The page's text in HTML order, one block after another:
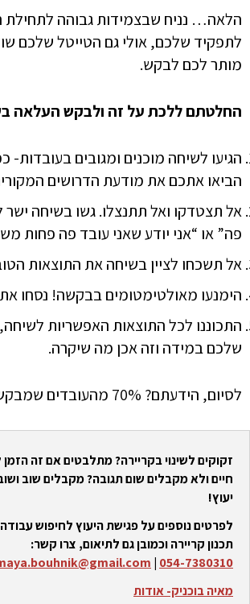
הלאה… נניח שבצמידות גבוהה לתחילת
לתפקיד שלכם, אולי גם הטייטל שלכם
מותר לכם לבקש.
החלטתם ללכת על זה ולבקש העלאה
הגיעו לשיחה מוכנים ומגובים
הביאו אתכם את מודעת הדרושים
אל תצטדקו ואל תתנצלו. גשו בשיחה ישר
פה” או “אני יודע שאני עובד פה פחות
אל תשכחו לציין בשיחה את התוצאות
הימנעו מאולטימטומים בבקשה! נסחו
התכוננו לכל התוצאות האפשריות
שלכם במידה וזה אכן מה שיקרה.
לסיום, הידעתם? 70% מהעובדים שמבקשים העלאה בשכר, מקבלים שיפור כזה או אחר…
זקוקים לשינוי בקריירה? מתלבטים אם זה
חיים ולא מקבלים שום תגובה? מקבלים שוב
יעוץ!
לפרטים נוספים על פגישת היעוץ לחיפוש
תכנון קריירה וכמובן גם לתיאום, צרו קשר:
054-7380310
|
מאיה בוכניק- אודות